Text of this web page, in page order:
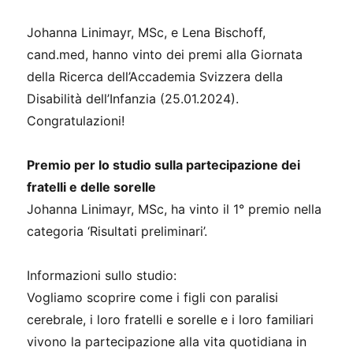
Johanna Linimayr, MSc, e Lena Bischoff,
cand.med, hanno vinto dei premi alla Giornata
della Ricerca dell’Accademia Svizzera della
Disabilità dell’Infanzia (25.01.2024).
Congratulazioni!
Premio per lo studio sulla partecipazione dei
fratelli e delle sorelle
Johanna Linimayr, MSc, ha vinto il 1° premio nella
categoria ‘Risultati preliminari’.
Informazioni sullo studio:
Vogliamo scoprire come i figli con paralisi
cerebrale, i loro fratelli e sorelle e i loro familiari
vivono la partecipazione alla vita quotidiana in